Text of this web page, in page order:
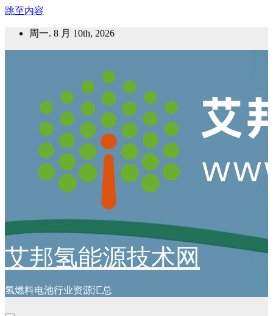
跳至内容
周一. 8 月 10th, 2026
艾邦氢能源技术网
氢燃料电池行业资源汇总